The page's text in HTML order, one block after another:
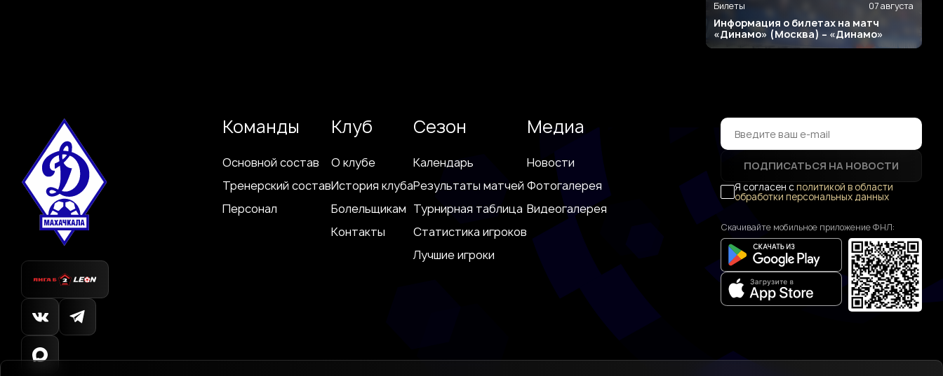
Билеты 07 августа
Информация о билетах на матч
«Динамо» (Москва) – «Динамо»
Команды
Основной состав
Тренерский состав
Персонал
Клуб
О клубе
История клуба
Болельщикам
Контакты
Сезон
Календарь
Результаты матчей
Турнирная таблица
Статистика игроков
Лучшие игроки
Медиа
Новости
Фотогалерея
Видеогалерея
ПОДПИСАТЬСЯ НА НОВОСТИ
Я согласен сполитикой в области
обработки персональных данных
Скачивайте мобильное приложение ФНЛ: